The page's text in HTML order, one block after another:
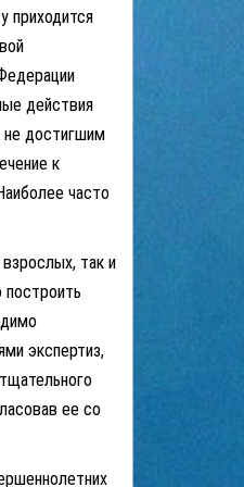
приходится
действия
не достигшим
к
часто
так и
экспертиз,
ее со